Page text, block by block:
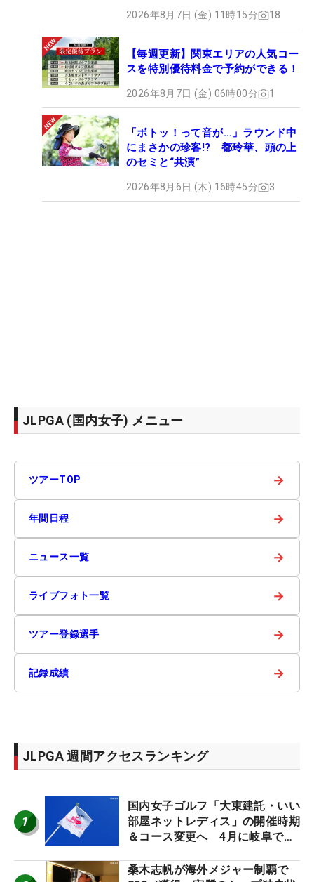
2026年8月7日 (金) 11時15分 18
【毎週更新】関東エリアの人気コー
スを特別優待料金で予約ができる！
2026年8月7日 (金) 06時00分 1
「ボトッ！って音が…」ラウンド中
にまさかの珍客!? 都玲華、頭の上
のセミと“共演”
2026年8月6日 (木) 16時45分 3
JLPGA (国内女子) メニュー
ツアーTOP →
年間日程 →
ニュース一覧 →
ライブフォト一覧 →
ツアー登録選手 →
記録成績 →
JLPGA 週間アクセスランキング
1
国内女子ゴルフ「大東建託・いい
部屋ネットレディス」の開催時期
＆コース変更へ 4月に岐阜で開
桑木志帆が海外メジャー制覇で